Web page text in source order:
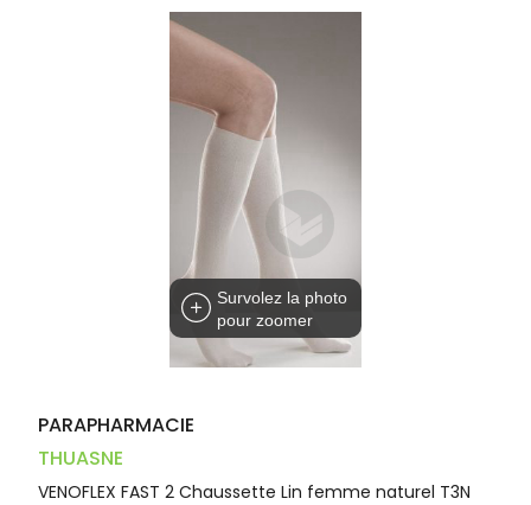
pharmacie
Dispositifs
Cheveux
Homme
PHARMACIES
DE GARDE
VOTRE
APPLICATION
DE SANTÉ
Survolez la photo
pour zoomer
PARAPHARMACIE
THUASNE
VENOFLEX FAST 2 Chaussette Lin femme naturel T3N